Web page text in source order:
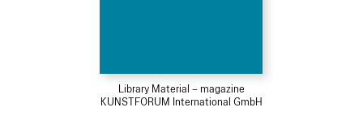
Library Material – magazine
KUNSTFORUM International GmbH